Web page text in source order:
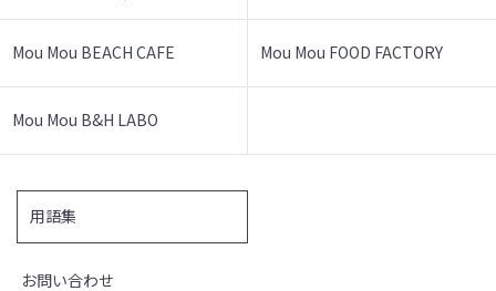
Mou Mou BEACH CAFE Mou Mou FOOD FACTORY
Mou Mou B&H LABO
用語集
お問い合わせ